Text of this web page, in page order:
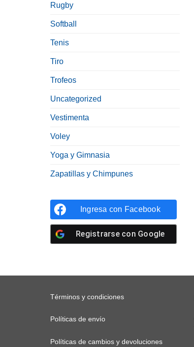
Rugby
Softball
Tenis
Tiro
Trofeos
Uncategorized
Vestimenta
Voley
Yoga y Gimnasia
Zapatillas y Chimpunes
Ingresa con Facebook
Registrarse con Google
Términos y condiciones
Políticas de envío
Políticas de cambios y devoluciones